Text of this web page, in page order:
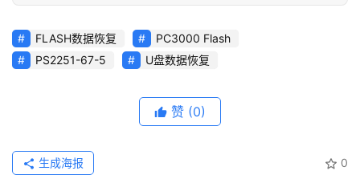
FLASH数据恢复
PC3000 Flash
PS2251-67-5
U盘数据恢复
赞 (0)
0
生成海报